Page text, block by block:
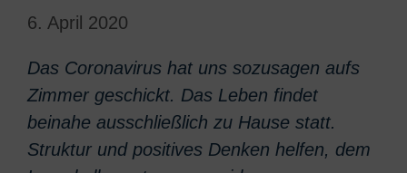
6. April 2020
Das Coronavirus hat uns sozusagen aufs
Zimmer geschickt. Das Leben findet
beinahe ausschließlich zu Hause statt.
Struktur und positives Denken helfen, dem